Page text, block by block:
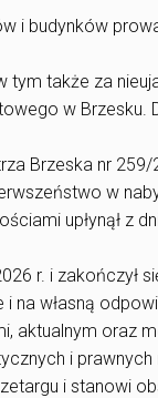
i budynków
tym także za
w Brzesku.
Brzeska nr 259/
w
upłynął z
r. i zakończył
na własną
aktualnym oraz
i prawnych
i stanowi